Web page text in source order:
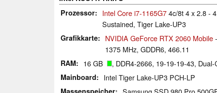
Prozessor
Intel Core i7-1165G74c/8t 4 x 2.8 -
Sustained, Tiger Lake-UP3
Grafikkarte NVIDIA GeForce RTX 2060 Mobile
1375 MHz, GDDR6, 466.11
RAM 16 GB , DDR4-2666, 19-19-19-43, Dual-
Mainboard Intel Tiger Lake-UP3 PCH-LP
Massenspeicher